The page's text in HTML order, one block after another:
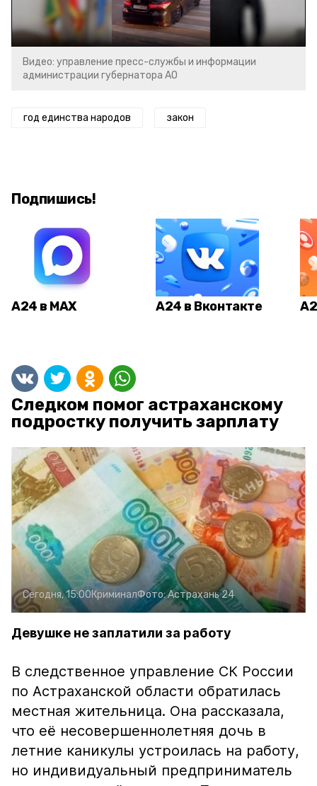
Video
Видео: управление пресс-службы и информации
администрации губернатора АО
год единства народов закон
Подпишись!
А24 в MAX А24 в Вконтакте
Следком помог астраханскому
подростку получить зарплату
Сегодня, 15:00КриминалФото:Астрахань 24
Девушке не заплатили за работу
В следственное управление СК России
по Астраханской области обратилась
местная жительница. Она рассказала,
что её несовершеннолетняя дочь в
летние каникулы устроилась на работу,
но индивидуальный предприниматель